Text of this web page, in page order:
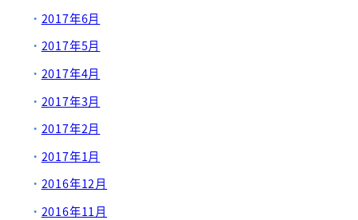
2017年6月
2017年5月
2017年4月
2017年3月
2017年2月
2017年1月
2016年12月
2016年11月